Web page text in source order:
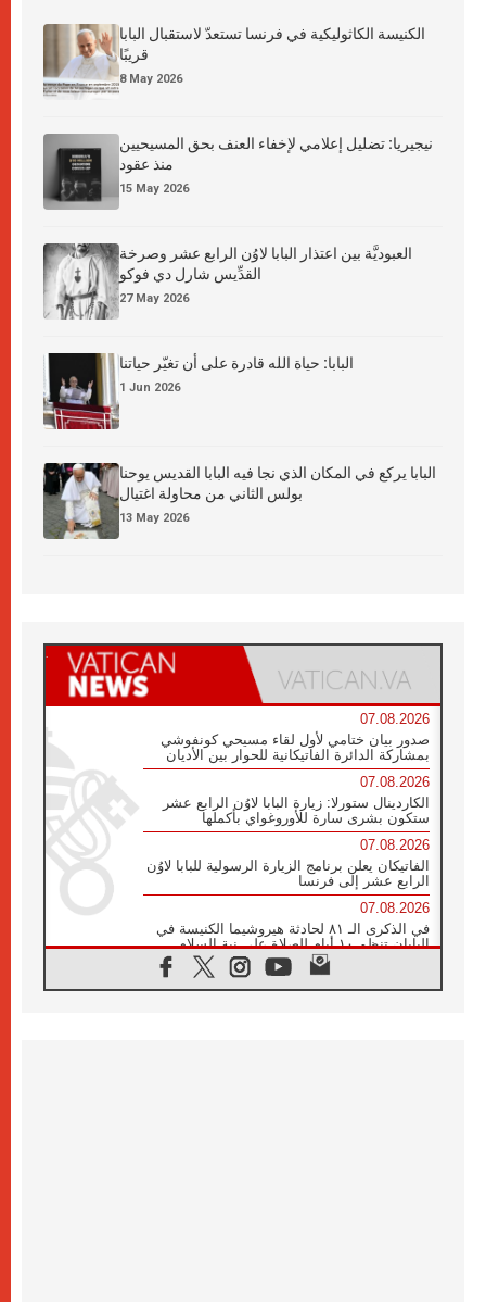
الكنيسة الكاثوليكية في فرنسا تستعدّ لاستقبال البابا
قريبًا
8 May 2026
نيجيريا: تضليل إعلامي لإخفاء العنف بحق المسيحيين
منذ عقود
15 May 2026
العبوديَّة بين اعتذار البابا لاوُن الرابع عشر وصرخة
القدِّيس شارل دي فوكو
27 May 2026
البابا: حياة الله قادرة على أن تغيّر حياتنا
1 Jun 2026
البابا يركع في المكان الذي نجا فيه البابا القديس يوحنا
بولس الثاني من محاولة اغتيال
13 May 2026
07.08.2026
صدور بيان ختامي لأول لقاء مسيحي كونفوشي
بمشاركة الدائرة الفاتيكانية للحوار بين الأديان
07.08.2026
الكاردينال ستورلا: زيارة البابا لاوُن الرابع عشر
ستكون بشرى سارة للأوروغواي بأكملها
07.08.2026
الفاتيكان يعلن برنامج الزيارة الرسولية للبابا لاوُن
الرابع عشر إلى فرنسا
07.08.2026
في الذكرى الـ ٨١ لحادثة هيروشيما الكنيسة في
اليابان تنظم ١٠ أيام للصلاة على نية السلام
الكنيسة في الأوروغواي: زيارة البابا ستعزز